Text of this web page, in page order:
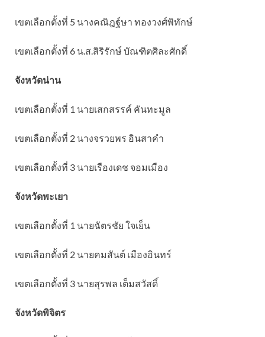
เขตเลือกตั้งที่ 5 นางคณิฎฐ์ษา ทองวงศ์พิทักษ์
เขตเลือกตั้งที่ 6 น.ส.สิริรักษ์ บัณฑิตศิละศักดิ์
จังหวัดน่าน
เขตเลือกตั้งที่ 1 นายเสกสรรค์ คันทะมูล
เขตเลือกตั้งที่ 2 นางจรวยพร อินสาคํา
เขตเลือกตั้งที่ 3 นายเรืองเดช จอมเมือง
จังหวัดพะเยา
เขตเลือกตั้งที่ 1 นายฉัตรชัย ใจเย็น
เขตเลือกตั้งที่ 2 นายคมสันต์ เมืองอินทร์
เขตเลือกตั้งที่ 3 นายสุรพล เต็มสวัสดิ์
จังหวัดพิจิตร